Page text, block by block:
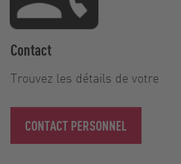
Contact
Trouvez les détails de votre
CONTACT PERSONNEL